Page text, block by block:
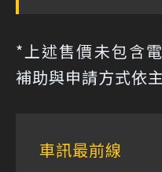
*上述售價未包含
補助與申請方式依
車訊最前線